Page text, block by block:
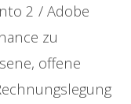
2 / Adobe
zu
offene